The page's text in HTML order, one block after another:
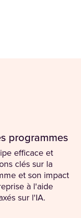
programmes
efficace et
clés sur la
et son impact
à l'aide
sur l'IA.